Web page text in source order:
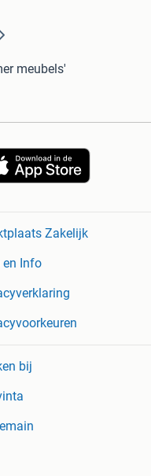
meubels'
Zakelijk
en Info
bij